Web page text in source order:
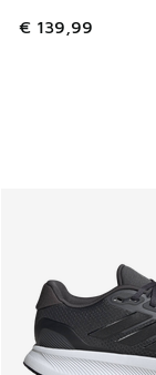
€ 139,99